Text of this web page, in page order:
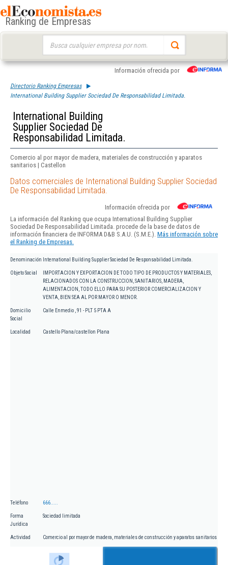
Ranking de Empresas
Información ofrecida por
Directorio Ranking Empresas
International Building Supplier Sociedad De Responsabilidad Limitada.
International Building
Supplier Sociedad De
Responsabilidad Limitada.
Comercio al por mayor de madera, materiales de construcción y aparatos
sanitarios | Castellon
Datos comerciales de International Building Supplier Sociedad
De Responsabilidad Limitada.
Información ofrecida por
La información del Ranking que ocupa International Building Supplier
Sociedad De Responsabilidad Limitada. procede de la base de datos de
información financiera de INFORMA D&B S.A.U. (S.M.E.). Más información sobre
el Ranking de Empresas.
Denominación International Building Supplier Sociedad De Responsabilidad Limitada.
Objeto Social
IMPORTACION Y EXPORTACION DE TODO TIPO DE PRODUCTOS Y MATERIALES,
RELACIONADOS CON LA CONSTRUCCION, SANITARIOS, MADERA,
ALIMENTACION, TODO ELLO PARA SU POSTERIOR COMERCIALIZACION Y
VENTA, BIEN SEA AL POR MAYOR O MENOR.
Domicilio
Social
Calle Enmedio , 91 - PLT 5 PTA A
Localidad Castello Plana/castellon Plana
Teléfono 666.....
Forma
Jurídica
Sociedad limitada
Actividad Comercio al por mayor de madera, materiales de construcción y aparatos sanitarios